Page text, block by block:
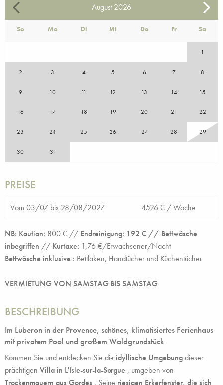
August 2026
So Mo Di Mi Do Fr Sa
1
2 3 4 5 6 7 8
9 10 11 12 13 14 15
16 17 18 19 20 21 22
23 24 25 26 27 28 29
30 31
PREISE
Vom 03/07 bis 28/08/2027 4526 € /Woche
NB: Kaution: 800 € // Endreinigung: 192 € // Bettwäsche
inbegriffen // Kurtaxe: 1,76 €/Erwachsener/Nacht
Bettwäsche inklusive : Bettlaken, Handtücher und Küchentücher
VERMIETUNG VON SAMSTAG BIS SAMSTAG
BESCHREIBUNG
Im Luberon in der Provence, schönes, klimatisiertes Ferienhaus
mit privatem Pool und großem Waldgrundstück
Kommen Sie und entdecken Sie die idyllische Umgebungdieser
prächtigen Villa in L'Isle-sur-la-Sorgue , umgeben von
Trockenmauern aus Gordes . Seine riesigen Erkerfenster, die sich